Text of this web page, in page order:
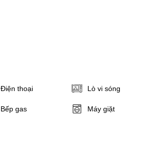
Điện thoại Lò vi sóng
Bếp gas Máy giặt